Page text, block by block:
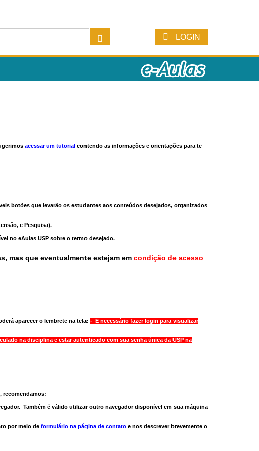
LOGIN
acessar um tutorial contendo as informações e orientações para te
botões que levarão os estudantes aos conteúdos desejados, organizados
e Pesquisa).
no eAulas USP sobre o termo desejado.
mas que eventualmente estejam em condição de acesso
aparecer o lembrete na tela: - É necessário fazer login para visualizar
na disciplina e estar autenticado com sua senha única da USP na
recomendamos:
Também é válido utilizar outro navegadordisponível em sua máquina
por meio de formulário na página de contato e nos descrever brevemente o